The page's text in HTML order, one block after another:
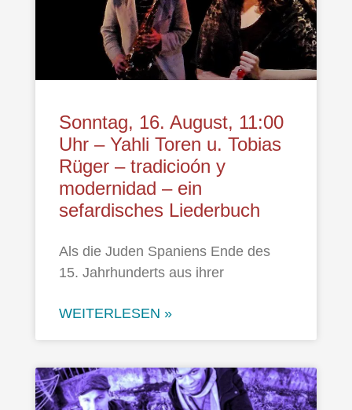
Sonntag, 16. August, 11:00
Uhr – Yahli Toren u. Tobias
Rüger – tradicioón y
modernidad – ein
sefardisches Liederbuch
Als die Juden Spaniens Ende des
15. Jahrhunderts aus ihrer
WEITERLESEN »